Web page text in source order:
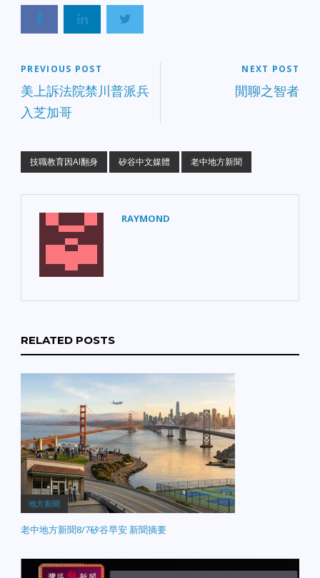
PREVIOUS POST
美上訴法院禁川普派兵
入芝加哥
NEXT POST
閒聊之智者
技職教育因AI翻身 矽谷中文媒體 老中地方新聞
RAYMOND
RELATED POSTS
地方新聞
老中地方新聞8/7矽谷早安 新聞摘要